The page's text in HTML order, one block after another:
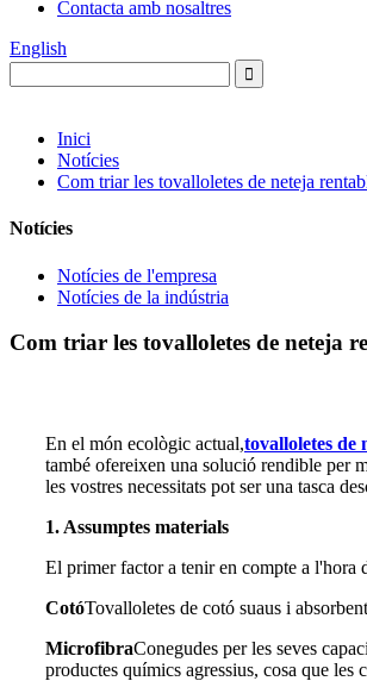
Contacta amb nosaltres
English
Inici
Notícies
Com triar les tovalloletes de neteja
Notícies
Notícies de l'empresa
Notícies de la indústria
Com triar les tovalloletes de neteja
En el món ecològic actual,tovalloletes de
també ofereixen una solució rendible per
les vostres necessitats pot ser una tasca
1. Assumptes materials
El primer factor a tenir en compte a l'hora
CotóTovalloletes de cotó suaus i
MicrofibraConegudes per les seves
productes químics agressius, cosa que les